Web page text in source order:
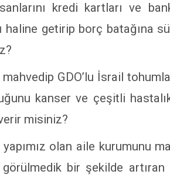
kredi kartları ve
haline getirip borç batağına
mahvedip GDO’lu İsrail
kanser ve çeşitli
misiniz?
olan aile kurumunu
görülmedik bir şekilde